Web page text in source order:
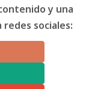
y una
sociales: